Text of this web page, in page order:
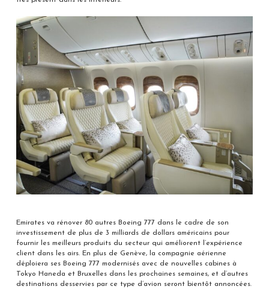
Emirates va rénover 80 autres Boeing 777 dans le cadre de son
investissement de plus de 3 milliards de dollars américains pour
fournir les meilleurs produits du secteur qui améliorent l’expérience
client dans les airs. En plus de Genève, la compagnie aérienne
déploiera ses Boeing 777 modernisés avec de nouvelles cabines à
Tokyo Haneda et Bruxelles dans les prochaines semaines, et d’autres
destinations desservies par ce type d’avion seront bientôt annoncées.